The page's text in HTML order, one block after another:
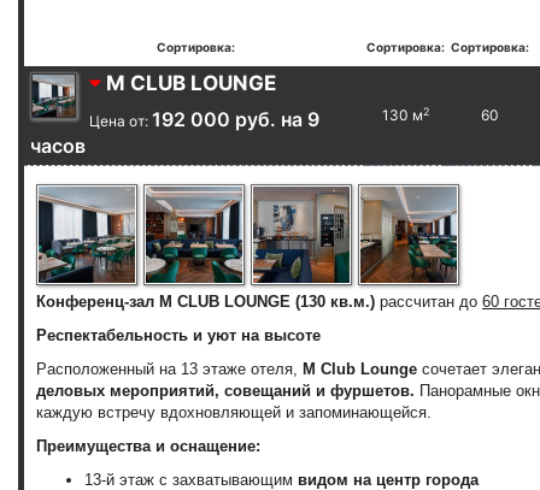
Сортировка: Сортировка: Сортировка:
M CLUB LOUNGE
Цена от: 192 000 руб. на 9
часов
130 м2 60
Конференц-зал M CLUB LOUNGE (130 кв.м.) рассчитан до 60
Респектабельность и уют на высоте
Расположенный на 13 этаже отеля, M Club Lounge сочетает
деловых мероприятий, совещаний и фуршетов. Панорамные
каждую встречу вдохновляющей и запоминающейся.
Преимущества и оснащение:
13-й этаж с захватывающим видом на центр города